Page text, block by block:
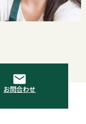
お問合わせ